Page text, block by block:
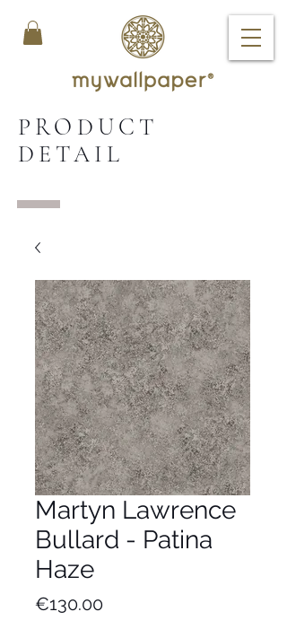
PRODUCT
DETAIL
Martyn Lawrence
Bullard - Patina
Haze
€130.00Price